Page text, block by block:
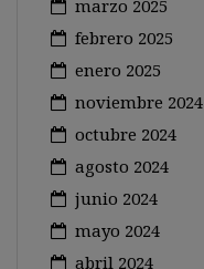
marzo 2025
febrero 2025
enero 2025
noviembre 2024
octubre 2024
agosto 2024
junio 2024
mayo 2024
abril 2024